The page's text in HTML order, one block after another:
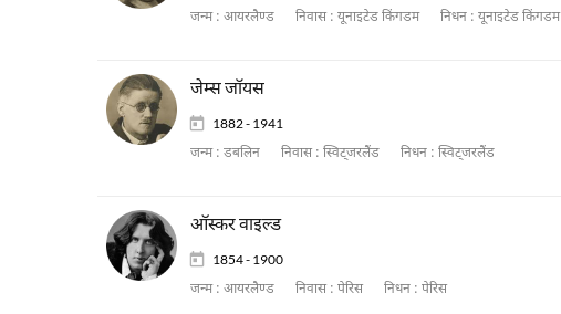
जन्म : आयरलैण्ड निवास : यूनाइटेड किंगडम निधन : यूनाइटेड किंगडम
जेम्स जॉयस
1882 - 1941
जन्म : डबलिन निवास : स्विट्जरलैंड निधन : स्विट्जरलैंड
ऑस्कर वाइल्ड
1854 - 1900
जन्म : आयरलैण्ड निवास : पेरिस निधन : पेरिस